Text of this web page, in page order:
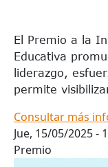
El Premio a la
Educativa
liderazgo,
permite
Consultar más
Jue, 15/05/2025 -
Premio